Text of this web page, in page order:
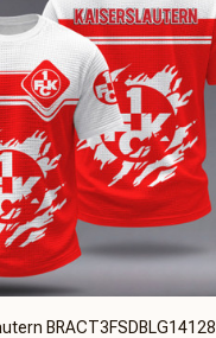
BRACT3FSDBLG14128